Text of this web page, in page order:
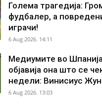
Голема трагедија:
фудбалер, а
играчи!
6 Aug 2026. 14:11
Медиумите во
објавија она што се
недели: Винисиус
6 Aug 2026. 13:03